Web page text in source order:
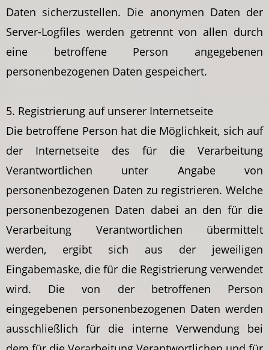
Daten sicherzustellen. Die anonymen Daten der
Server-Logfiles werden getrennt von allen durch
eine betroffene Person angegebenen
personenbezogenen Daten gespeichert.
5. Registrierung auf unserer Internetseite
Die betroffene Person hat die Möglichkeit, sich auf
der Internetseite des für die Verarbeitung
Verantwortlichen unter Angabe von
personenbezogenen Daten zu registrieren. Welche
personenbezogenen Daten dabei an den für die
Verarbeitung Verantwortlichen übermittelt
werden, ergibt sich aus der jeweiligen
Eingabemaske, die für die Registrierung verwendet
wird. Die von der betroffenen Person
eingegebenen personenbezogenen Daten werden
ausschließlich für die interne Verwendung bei